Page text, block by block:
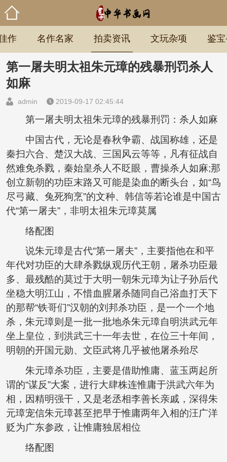
作 名作名家 拍卖资讯 文玩杂项 鉴
第一屠夫明太祖朱元璋的残暴刑罚杀人
如麻
admin 2019-09-17 02:45:44
第一屠夫明太祖朱元璋的残暴刑罚：杀人如麻
中国古代，无论是春秋争霸、战国称雄，还是
秦扫六合、楚汉大战、三国风云等等，凡有征战自
然难免杀戮，秦始皇杀人不眨眼，曹操杀人如麻;那
创立新朝的功臣末路又可能是染血的断头台，如“鸟
尽弓藏、兔死狗烹”的文种、韩信等若论谁是中国古
代“第一屠夫”，非明太祖朱元璋莫属
络配图
说朱元璋是古代“第一屠夫”，主要指他在和平
年代对功臣的大肆杀戮纵观历代王朝，屠杀功臣最
多、最残酷的莫过于大明一朝朱元璋为让子孙后代
坐稳大明江山，不惜血腥屠杀随同自己浴血打天下
的那帮“铁哥们”汉朝的刘邦杀功臣，是一个一个地
杀，朱元璋则是一批一批地杀朱元璋自明洪武元年
坐上皇位，到洪武三十一年去世，在位三十年间，
明朝的开国元勋、文臣武将几乎被他屠杀殆尽
朱元璋杀功臣，主要是借助惟庸、蓝玉两起所
谓的“谋反”大案，进行大肆株连惟庸于洪武六年为
相，因精明强干，又是老丞相李善长亲戚，深得朱
元璋宠信朱元璋甚至把早于惟庸两年入相的汪广洋
贬为广东参政，让惟庸独居相位
络配图